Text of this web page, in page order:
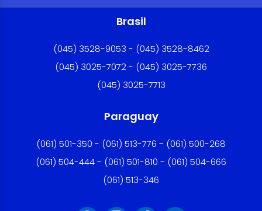
Brasil
(045) 3528-9053 - (045) 3528-8462
(045) 3025-7072 - (045) 3025-7736
(045) 3025-7713
Paraguay
(061) 501-350 - (061) 513-776 - (061) 500-268
(061) 504-444 - (061) 501-810 - (061) 504-666
(061) 513-346